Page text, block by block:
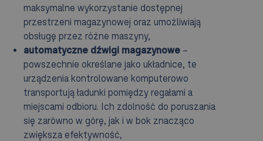
maksymalne wykorzystanie dostępnej
przestrzeni magazynowej oraz umożliwiają
obsługę przez różne maszyny,
automatyczne dźwigi magazynowe –
powszechnie określane jako układnice, te
urządzenia kontrolowane komputerowo
transportują ładunki pomiędzy regałami a
miejscami odbioru. Ich zdolność do poruszania
się zarówno w górę, jak i w bok znacząco
zwiększa efektywność,